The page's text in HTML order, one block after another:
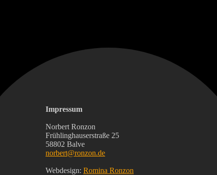
Impressum
Norbert Ronzon
Frühlinghauserstraße 25
58802 Balve
norbert@ronzon.de
Webdesign: Romina Ronzon